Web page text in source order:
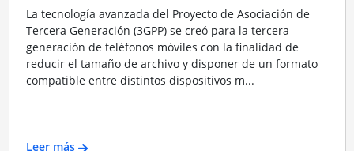
La tecnología avanzada del Proyecto de Asociación de
Tercera Generación (3GPP) se creó para la tercera
generación de teléfonos móviles con la finalidad de
reducir el tamaño de archivo y disponer de un formato
compatible entre distintos dispositivos m...
Leer más